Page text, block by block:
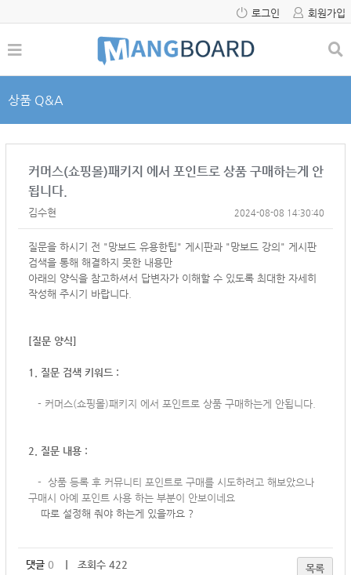
로그인 회원가입
상품 Q&A
커머스(쇼핑몰)패키지 에서 포인트로 상품 구매하는게 안
됩니다.
김수현 2024-08-08 14:30:40
질문을 하시기 전 "망보드 유용한팁" 게시판과 "망보드 강의" 게시판
검색을 통해 해결하지 못한 내용만
아래의 양식을 참고하셔서 답변자가 이해할 수 있도록 최대한 자세히
작성해 주시기 바랍니다.
[질문 양식]
1. 질문 검색 키워드 :
- 커머스(쇼핑몰)패키지 에서 포인트로 상품 구매하는게 안됩니다.
2. 질문 내용 :
- 상품 등록 후 커뮤니티 포인트로 구매를 시도하려고 해보았으나
구매시 아예 포인트 사용 하는 부분이 안보이네요
따로 설정해 줘야 하는게 있을까요 ?
댓글 0 ｜ 조회수 422 목록